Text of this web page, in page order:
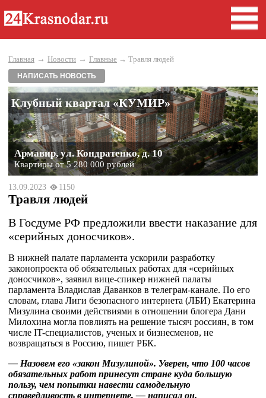
Главная → Новости → Главные → Травля людей
НАПИСАТЬ НОВОСТЬ
Клубный квартал «КУМИР»
Армавир, ул. Кондратенко, д. 10
Квартиры от 5 280 000 рублей
13.09.2023 1150
Травля людей
В Госдуме РФ предложили ввести наказание для
«серийных доносчиков».
В нижней палате парламента ускорили разработку
законопроекта об обязательных работах для «серийных
доносчиков», заявил вице-спикер нижней палаты
парламента Владислав Даванков в телеграм-канале. По его
словам, глава Лиги безопасного интернета (ЛБИ) Екатерина
Мизулина своими действиями в отношении блогера Дани
Милохина могла повлиять на решение тысяч россиян, в том
числе IT-специалистов, ученых и бизнесменов, не
возвращаться в Россию, пишет РБК.
— Назовем его «закон Мизулиной». Уверен, что 100 часов
обязательных работ принесут стране куда большую
пользу, чем попытки навести самодельную
справедливость в интернете, — написал он.